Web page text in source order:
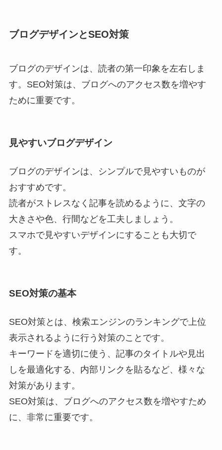
ブログデザインとSEO対策
ブログのデザインは、読者の第一印象を左右しま
す。SEO対策は、ブログへのアクセス数を増やす
ために重要です。
見やすいブログデザイン
ブログのデザインは、シンプルで見やすいものが
おすすめです。
読者がストレスなく記事を読めるように、文字の
大きさや色、行間などを工夫しましょう。
スマホで見やすいデザインにすることも大切で
す。
SEO対策の基本
SEO対策とは、検索エンジンのランキングで上位
表示されるように行う対策のことです。
キーワードを適切に使う、記事のタイトルや見出
しを最適化する、内部リンクを貼るなど、様々な
対策があります。
SEO対策は、ブログへのアクセス数を増やすため
に、非常に重要です。